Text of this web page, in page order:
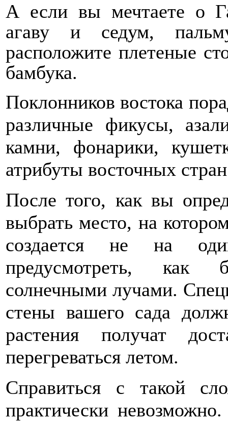
А если вы мечтаете о
агаву и седум,
расположите плетеные
бамбука.
Поклонников востока
различные фикусы,
камни, фонарики,
атрибуты восточных
После того, как вы
выбрать место, на
создается не на
предусмотреть, как
солнечными лучами.
стены вашего сада
растения получат
перегреваться летом.
Справиться с такой
практически